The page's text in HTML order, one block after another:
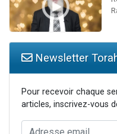
Newsletter
Pour recevoir chaque
articles, inscrivez-vous